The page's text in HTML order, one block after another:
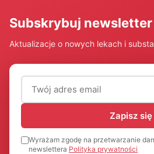
Subskrybuj newsletter
Aktualizacje o nowych lekach i
Adres email (wymagany)
Zapisz się
Wyrażam zgodę na przetwarzanie
newslettera Polityka prywatności